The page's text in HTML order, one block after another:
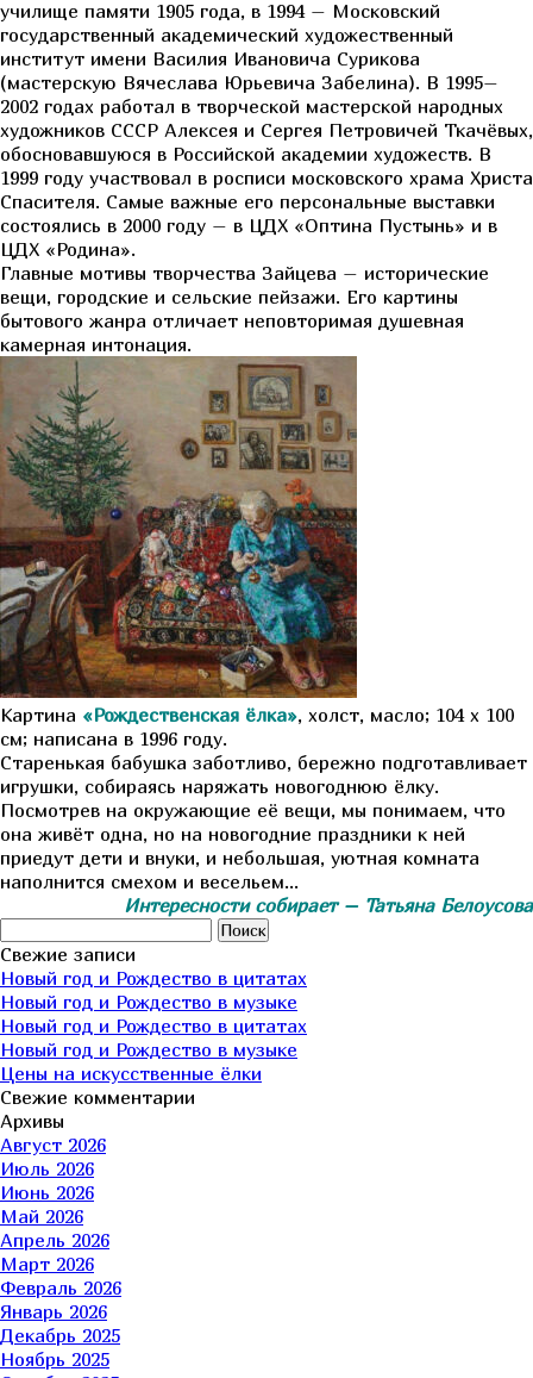
училище памяти 1905 года, в 1994 – Московский
государственный академический художественный
институт имени Василия Ивановича Сурикова
(мастерскую Вячеслава Юрьевича Забелина). В 1995–
2002 годах работал в творческой мастерской народных
художников СССР Алексея и Сергея Петровичей Ткачёвых,
обосновавшуюся в Российской академии художеств. В
1999 году участвовал в росписи московского храма Христа
Спасителя. Самые важные его персональные выставки
состоялись в 2000 году – в ЦДХ «Оптина Пустынь» и в
ЦДХ «Родина».
Главные мотивы творчества Зайцева – исторические
вещи, городские и сельские пейзажи. Его картины
бытового жанра отличает неповторимая душевная
камерная интонация.
Картина «Рождественская ёлка», холст, масло; 104 х 100
см; написана в 1996 году.
Старенькая бабушка заботливо, бережно подготавливает
игрушки, собираясь наряжать новогоднюю ёлку.
Посмотрев на окружающие её вещи, мы понимаем, что
она живёт одна, но на новогодние праздники к ней
приедут дети и внуки, и небольшая, уютная комната
наполнится смехом и весельем…
Интересности собирает – Татьяна Белоусова
Свежие записи
Новый год и Рождество в цитатах
Новый год и Рождество в музыке
Новый год и Рождество в цитатах
Новый год и Рождество в музыке
Цены на искусственные ёлки
Свежие комментарии
Архивы
Август 2026
Июль 2026
Июнь 2026
Май 2026
Апрель 2026
Март 2026
Февраль 2026
Январь 2026
Декабрь 2025
Ноябрь 2025